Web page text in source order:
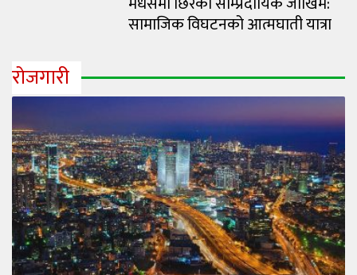
सामाजिक विघटनको आत्मघाती यात्रा
रोजगारी